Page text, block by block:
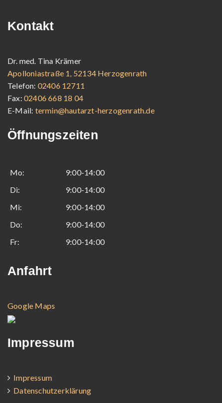
Kontakt
Dr. med. Tina Krämer
Apolloniastraße 1, 52134 Herzogenrath
Telefon: 02406 12711
Fax: 02406 668 18 04
E-Mail: termin@hautarzt-herzogenrath.de
Öffnungszeiten
Mo:
9:00-14:00
Di:
9:00-14:00
Mi:
9:00-14:00
Do:
9:00-14:00
Fr:
9:00-14:00
Anfahrt
Google Maps
Impressum
Impressum
Datenschutzerklärung